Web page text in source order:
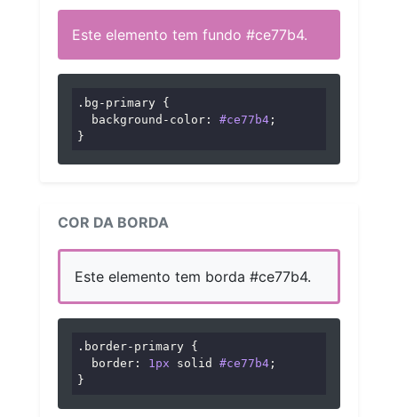
Este elemento tem fundo #ce77b4.
.bg-primary {
background-color : #ce77b4 ;
}
COR DA BORDA
Este elemento tem borda #ce77b4.
.border-primary {
border : 1px solid #ce77b4 ;
}